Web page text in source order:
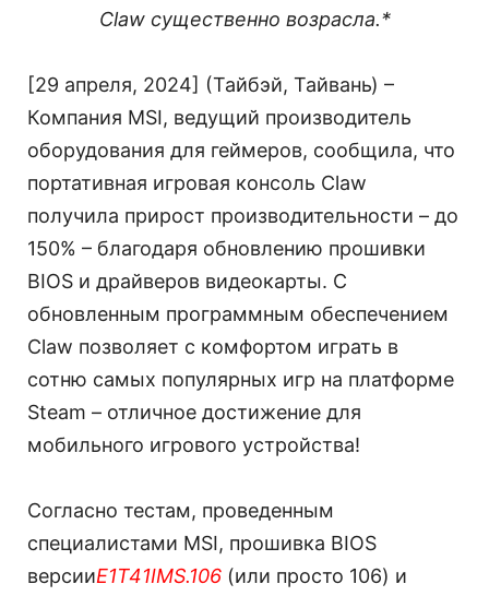
Claw существенно возрасла.*
[29 апреля, 2024] (Тайбэй, Тайвань) –
Компания MSI, ведущий производитель
оборудования для геймеров, сообщила, что
портативная игровая консоль Claw
получила прирост производительности – до
150% – благодаря обновлению прошивки
BIOS и драйверов видеокарты. С
обновленным программным обеспечением
Claw позволяет с комфортом играть в
сотню самых популярных игр на платформе
Steam – отличное достижение для
мобильного игрового устройства!
Согласно тестам, проведенным
специалистами MSI, прошивка BIOS
версииE1T41IMS.106 (или просто 106) и